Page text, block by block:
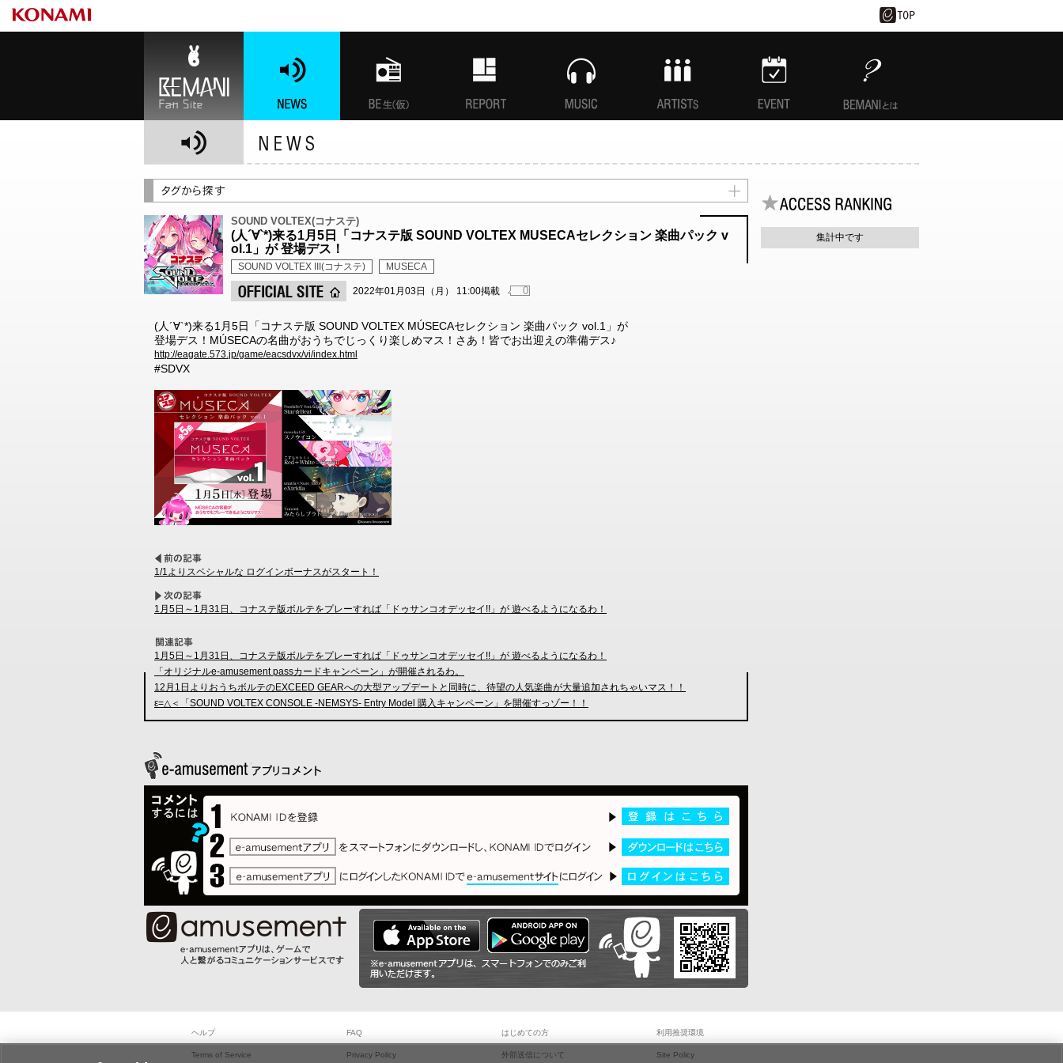
SOUND VOLTEX(コナステ)
(人´∀`*)来る1月5日「コナステ版 SOUND VOLTEX MUSECAセレクション 楽曲パック v
ol.1」が 登場デス！
SOUND VOLTEX III(コナステ) MUSECA
2022年01月03日（月） 11:00掲載 0
(人´∀`*)来る1月5日「コナステ版 SOUND VOLTEX MÚSECAセレクション 楽曲パック vol.1」が
登場デス！MÚSECAの名曲がおうちでじっくり楽しめマス！さあ！皆でお出迎えの準備デス♪
http://eagate.573.jp/game/eacsdvx/vi/index.html
#SDVX
1/1よりスペシャルな ログインボーナスがスタート！
1月5日～1月31日、コナステ版ボルテをプレーすれば「ドゥサンコオデッセイ!!」が 遊べるようになるわ！
1月5日～1月31日、コナステ版ボルテをプレーすれば「ドゥサンコオデッセイ!!」が 遊べるようになるわ！
「オリジナルe-amusement passカードキャンペーン」が開催されるわ。
12月1日よりおうちボルテのEXCEED GEARへの大型アップデートと同時に、待望の人気楽曲が大量追加されちゃいマス！！
ε=△＜「SOUND VOLTEX CONSOLE -NEMSYS- Entry Model 購入キャンペーン」を開催すっゾー！！
集計中です
ヘルプ FAQ はじめての方 利用推奨環境
Terms of Service Privacy Policy 外部送信について Site Policy